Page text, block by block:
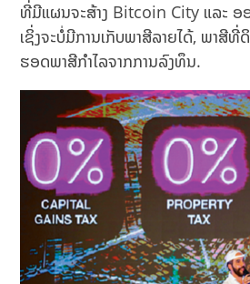
ທີ່ມີແຜນຈະສ້າງ Bitcoin City ແລະ
ເຊິ່ງຈະບໍ່ມີການເກັບພາສີລາຍໄດ້, ພາສີທີ່
ຮອດພາສີກຳໄລຈາກການລົງທຶນ.